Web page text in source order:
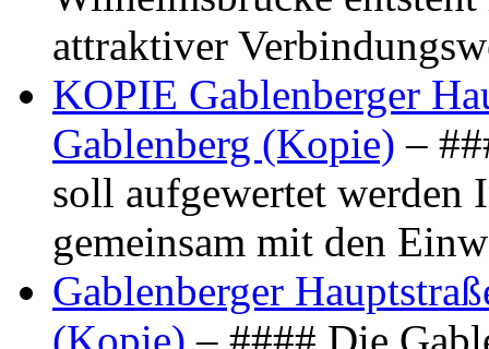
attraktiver
KOPIE Gablenberger
Gablenberg (Kopie) –
soll aufgewertet werden
gemeinsam mit den
Gablenberger
(Kopie) – #### Die